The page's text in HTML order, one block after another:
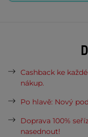
Cashback ke
nákup.
Po hlavě: Nový
Doprava 100%
nasednout!